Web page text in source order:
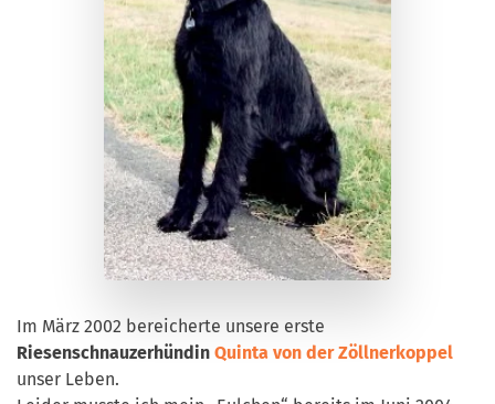
Im März 2002 bereicherte unsere erste
Riesenschnauzerhündin Quinta von der Zöllnerkoppel
unser Leben.